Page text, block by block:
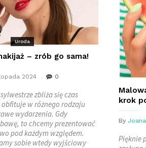
Uroda
– zrób go sama!
2024 0
zbliża się czas
w różnego rodzaju
wydarzenia. Gdy
to chcemy prezentować
pod każdym względem.
sobie wtedy wyjściowy
krok
By Joana
Pięknie